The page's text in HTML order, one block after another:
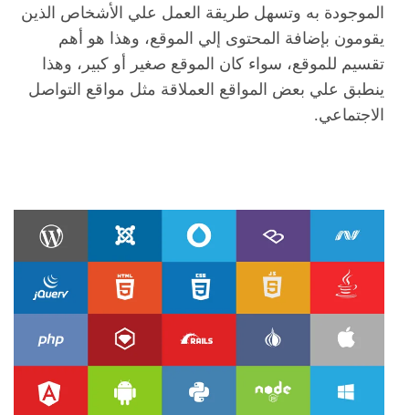
الموجودة به وتسهل طريقة العمل علي الأشخاص الذين
يقومون بإضافة المحتوى إلي الموقع، وهذا هو أهم
تقسيم للموقع، سواء كان الموقع صغير أو كبير، وهذا
ينطبق علي بعض المواقع العملاقة مثل مواقع التواصل
الاجتماعي.